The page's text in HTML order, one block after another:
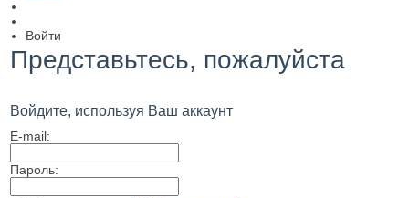
Войти
Представьтесь, пожалуйста
Войдите, используя Ваш аккаунт
E-mail:
Пароль: